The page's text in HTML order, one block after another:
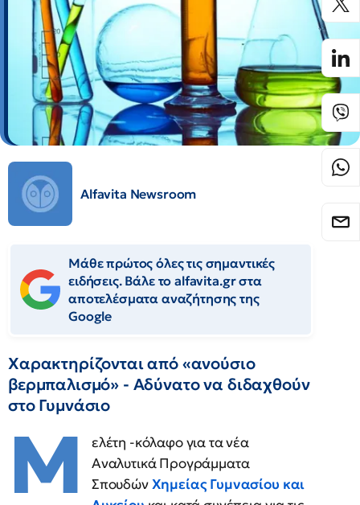
Alfavita Newsroom
Μάθε πρώτος όλες τις σημαντικές
ειδήσεις. Βάλε το alfavita.gr στα
αποτελέσματα αναζήτησης της
Google
Χαρακτηρίζονται από «ανούσιο
βερμπαλισμό» - Αδύνατο να διδαχθούν
στο Γυμνάσιο
Μ
ελέτη -κόλαφο για τα νέα
Αναλυτικά Προγράμματα
ΣπουδώνΧημείας Γυμνασίου και